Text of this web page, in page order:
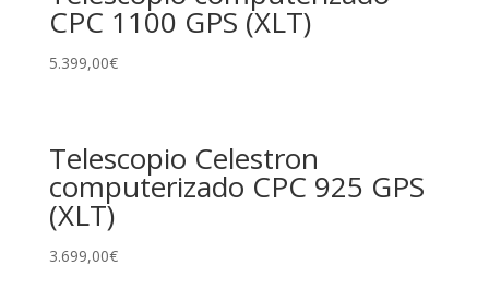
CPC 1100 GPS (XLT)
5.399,00€
Telescopio Celestron
computerizado CPC 925 GPS
(XLT)
3.699,00€